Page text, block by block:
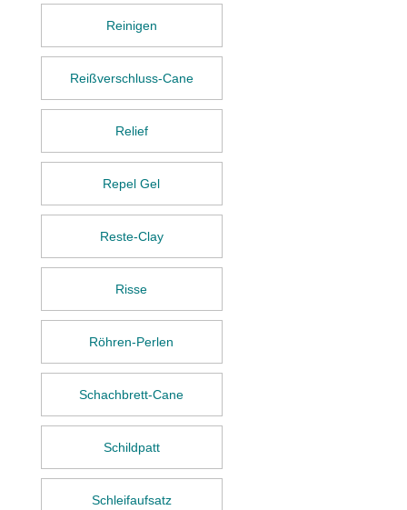
Reinigen
Reißverschluss-Cane
Relief
Repel Gel
Reste-Clay
Risse
Röhren-Perlen
Schachbrett-Cane
Schildpatt
Schleifaufsatz